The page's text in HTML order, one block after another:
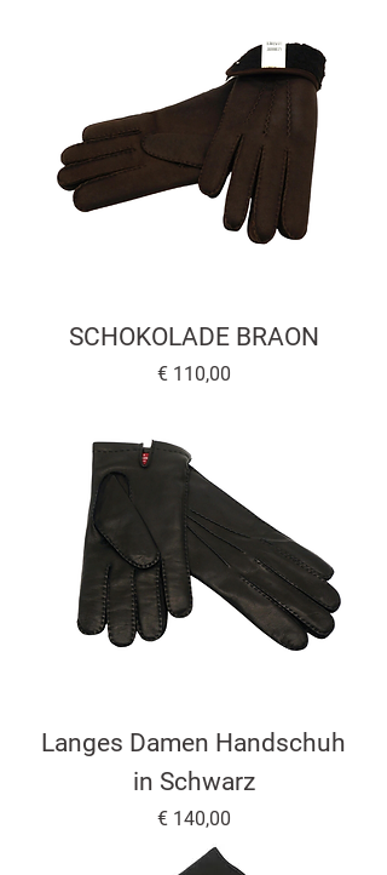
SCHOKOLADE BRAON
Preis
€ 110,00
Langes Damen Handschuh
in Schwarz
Preis
€ 140,00